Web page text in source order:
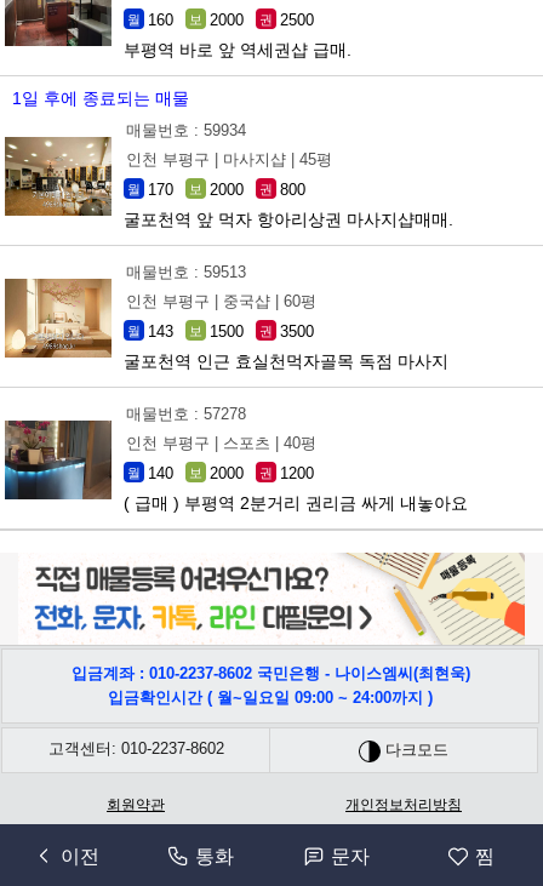
월 160 보 2000 권 2500
부평역 바로 앞 역세권샵 급매.
1일 후에 종료되는 매물
매물번호 : 59934
인천 부평구 |
마사지샵 | 45평
월 170 보 2000 권 800
굴포천역 앞 먹자 항아리상권 마사지샵매매.
매물번호 : 59513
인천 부평구 |
중국샵 | 60평
월 143 보 1500 권 3500
굴포천역 인근 효실천먹자골목 독점 마사지
매물번호 : 57278
인천 부평구 |
스포츠 | 40평
월 140 보 2000 권 1200
( 급매 ) 부평역 2분거리 권리금 싸게 내놓아요
이전 통화 문자 찜
입금계좌 : 010-2237-8602 국민은행 - 나이스엠씨(최현욱)
입금확인시간 ( 월~일요일 09:00 ~ 24:00까지 )
고객센터: 010-2237-8602 다크모드
회원약관 개인정보처리방침
52, 401-1308 | 통신판매사업신고:2022-충남천안-0552호 | 개인정보책임자(CPO): 최홍석 |
대표자 최현욱 Copyright ⓒ 2002-2026 4989shop Co. All rights reserved.